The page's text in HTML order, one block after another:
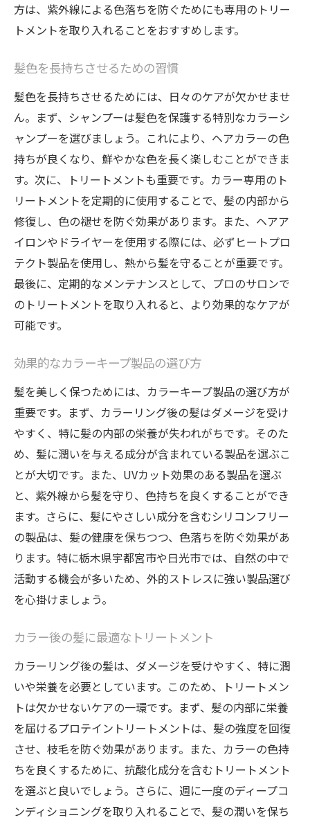
方は、紫外線による色落ちを防ぐためにも専用のトリー
トメントを取り入れることをおすすめします。
髪色を長持ちさせるための習慣
髪色を長持ちさせるためには、日々のケアが欠かせませ
ん。まず、シャンプーは髪色を保護する特別なカラーシ
ャンプーを選びましょう。これにより、ヘアカラーの色
持ちが良くなり、鮮やかな色を長く楽しむことができま
す。次に、トリートメントも重要です。カラー専用のト
リートメントを定期的に使用することで、髪の内部から
修復し、色の褪せを防ぐ効果があります。また、ヘアア
イロンやドライヤーを使用する際には、必ずヒートプロ
テクト製品を使用し、熱から髪を守ることが重要です。
最後に、定期的なメンテナンスとして、プロのサロンで
のトリートメントを取り入れると、より効果的なケアが
可能です。
効果的なカラーキープ製品の選び方
髪を美しく保つためには、カラーキープ製品の選び方が
重要です。まず、カラーリング後の髪はダメージを受け
やすく、特に髪の内部の栄養が失われがちです。そのた
め、髪に潤いを与える成分が含まれている製品を選ぶこ
とが大切です。また、UVカット効果のある製品を選ぶ
と、紫外線から髪を守り、色持ちを良くすることができ
ます。さらに、髪にやさしい成分を含むシリコンフリー
の製品は、髪の健康を保ちつつ、色落ちを防ぐ効果があ
ります。特に栃木県宇都宮市や日光市では、自然の中で
活動する機会が多いため、外的ストレスに強い製品選び
を心掛けましょう。
カラー後の髪に最適なトリートメント
カラーリング後の髪は、ダメージを受けやすく、特に潤
いや栄養を必要としています。このため、トリートメン
トは欠かせないケアの一環です。まず、髪の内部に栄養
を届けるプロテイントリートメントは、髪の強度を回復
させ、枝毛を防ぐ効果があります。また、カラーの色持
ちを良くするために、抗酸化成分を含むトリートメント
を選ぶと良いでしょう。さらに、週に一度のディープコ
ンディショニングを取り入れることで、髪の潤いを保ち